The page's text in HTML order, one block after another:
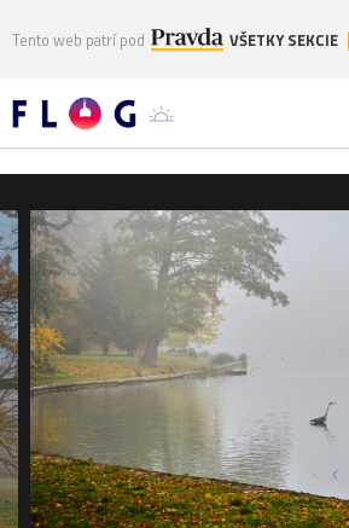
Tento web patrí pod VŠETKY SEKCIE